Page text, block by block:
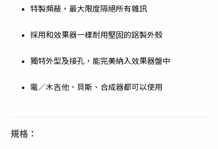
特製頻蔽，最大限度隔絕所有雜訊
採用和效果器一樣耐用堅固的鋁製外殼
獨特外型及接孔，能完美納入效果器盤中
電／木吉他、貝斯、合成器都可以使用
規格：